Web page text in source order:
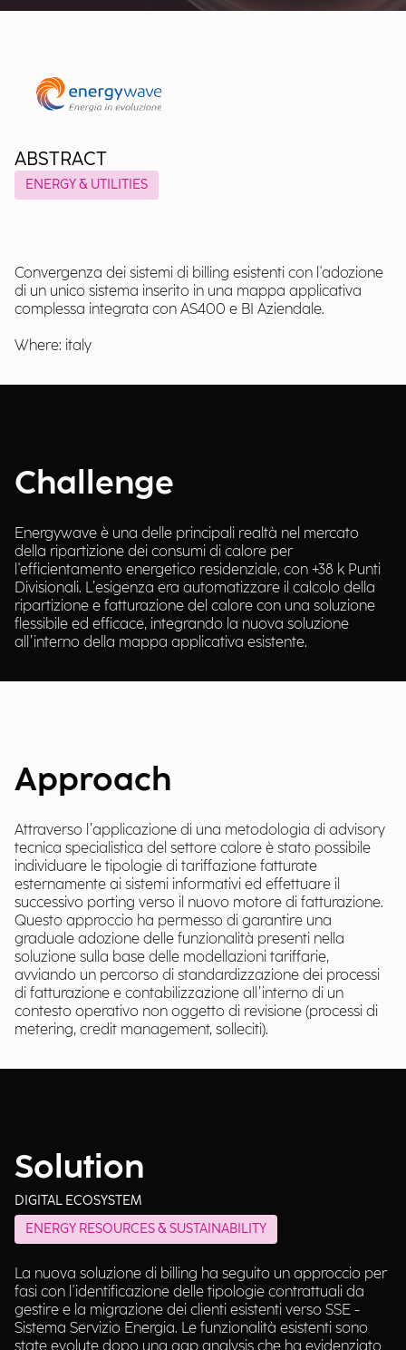
ABSTRACT
ENERGY & UTILITIES
Convergenza dei sistemi di billing esistenti con l'adozione
di un unico sistema inserito in una mappa applicativa
complessa integrata con AS400 e BI Aziendale.
Where: italy
Challenge
Energywave è una delle principali realtà nel mercato
della ripartizione dei consumi di calore per
l'efficientamento energetico residenziale, con +38 k Punti
Divisionali. L’esigenza era automatizzare il calcolo della
ripartizione e fatturazione del calore con una soluzione
flessibile ed efficace, integrando la nuova soluzione
all’interno della mappa applicativa esistente.
Approach
Attraverso l’applicazione di una metodologia di advisory
tecnica specialistica del settore calore è stato possibile
individuare le tipologie di tariffazione fatturate
esternamente ai sistemi informativi ed effettuare il
successivo porting verso il nuovo motore di fatturazione.
Questo approccio ha permesso di garantire una
graduale adozione delle funzionalità presenti nella
soluzione sulla base delle modellazioni tariffarie,
avviando un percorso di standardizzazione dei processi
di fatturazione e contabilizzazione all’interno di un
contesto operativo non oggetto di revisione (processi di
metering, credit management, solleciti).
Solution
DIGITAL ECOSYSTEM
ENERGY RESOURCES & SUSTAINABILITY
La nuova soluzione di billing ha seguito un approccio per
fasi con l'identificazione delle tipologie contrattuali da
gestire e la migrazione dei clienti esistenti verso SSE -
Sistema Servizio Energia. Le funzionalità esistenti sono